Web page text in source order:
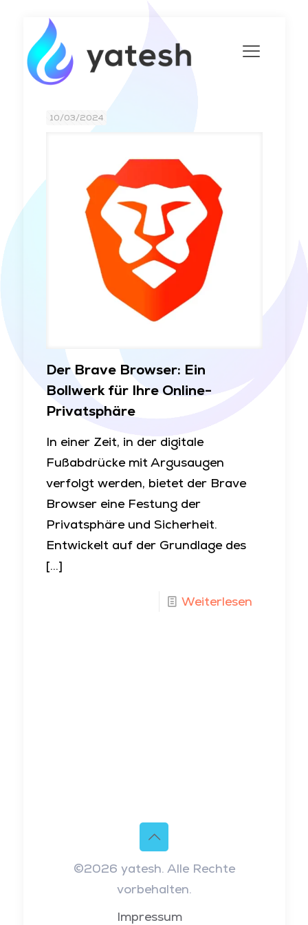
10/03/2024
Der Brave Browser: Ein
Bollwerk für Ihre Online-
Privatsphäre
In einer Zeit, in der digitale
Fußabdrücke mit Argusaugen
verfolgt werden, bietet der Brave
Browser eine Festung der
Privatsphäre und Sicherheit.
Entwickelt auf der Grundlage des
[…]
Weiterlesen
©2026 yatesh. Alle Rechte
vorbehalten.
Impressum